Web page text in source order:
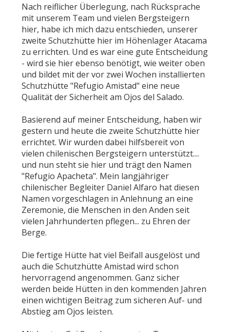
Nach reiflicher Überlegung, nach Rücksprache
mit unserem Team und vielen Bergsteigern
hier, habe ich mich dazu entschieden, unserer
zweite Schutzhütte hier im Höhenlager Atacama
zu errichten. Und es war eine gute Entscheidung
- wird sie hier ebenso benötigt, wie weiter oben
und bildet mit der vor zwei Wochen installierten
Schutzhütte "Refugio Amistad" eine neue
Qualität der Sicherheit am Ojos del Salado.
Basierend auf meiner Entscheidung, haben wir
gestern und heute die zweite Schutzhütte hier
errichtet. Wir wurden dabei hilfsbereit von
vielen chilenischen Bergsteigern unterstützt....
und nun steht sie hier und trägt den Namen
"Refugio Apacheta". Mein langjähriger
chilenischer Begleiter Daniel Alfaro hat diesen
Namen vorgeschlagen in Anlehnung an eine
Zeremonie, die Menschen in den Anden seit
vielen Jahrhunderten pflegen... zu Ehren der
Berge.
Die fertige Hütte hat viel Beifall ausgelöst und
auch die Schutzhütte Amistad wird schon
hervorragend angenommen. Ganz sicher
werden beide Hütten in den kommenden Jahren
einen wichtigen Beitrag zum sicheren Auf- und
Abstieg am Ojos leisten.